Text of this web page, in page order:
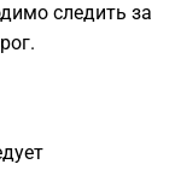
следить за